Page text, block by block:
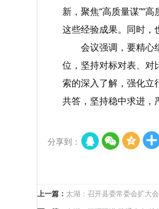
新，聚焦“高质量谋”“
这些经验成果。同时，
会议强调，要精心
位，坚持对标对表、对
索的深入了解，强化立
共答，坚持稳中求进，
分享到：
上一篇： 太湖：召开县委常委会扩大